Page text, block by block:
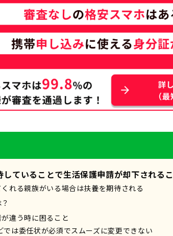
ていることで生活保護申請が却下される
れる親族がいる場合は扶養を期待される
違う時に困ること
では委任状が必須でスムーズに変更できない